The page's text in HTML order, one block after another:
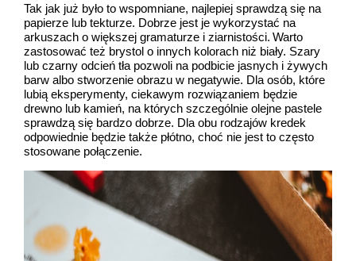
Tak jak już było to wspomniane, najlepiej sprawdzą się na
papierze lub tekturze. Dobrze jest je wykorzystać na
arkuszach o większej gramaturze i ziarnistości. Warto
zastosować też brystol o innych kolorach niż biały. Szary
lub czarny odcień tła pozwoli na podbicie jasnych i żywych
barw albo stworzenie obrazu w negatywie. Dla osób, które
lubią eksperymenty, ciekawym rozwiązaniem będzie
drewno lub kamień, na których szczególnie olejne pastele
sprawdzą się bardzo dobrze. Dla obu rodzajów kredek
odpowiednie będzie także płótno, choć nie jest to często
stosowane połączenie.